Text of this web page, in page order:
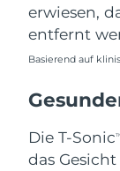
erwiesen,
entfernt
Basierend auf
Die T-Sonic
das
Saudi-
Slowakei
Slowenien